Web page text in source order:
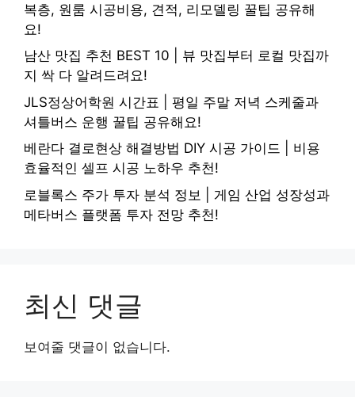
복층, 원룸 시공비용, 견적, 리모델링 꿀팁 공유해
요!
남산 맛집 추천 BEST 10 | 뷰 맛집부터 로컬 맛집까
지 싹 다 알려드려요!
JLS정상어학원 시간표 | 평일 주말 저녁 스케줄과
셔틀버스 운행 꿀팁 공유해요!
베란다 결로현상 해결방법 DIY 시공 가이드 | 비용
효율적인 셀프 시공 노하우 추천!
로블록스 주가 투자 분석 정보 | 게임 산업 성장성과
메타버스 플랫폼 투자 전망 추천!
최신 댓글
보여줄 댓글이 없습니다.